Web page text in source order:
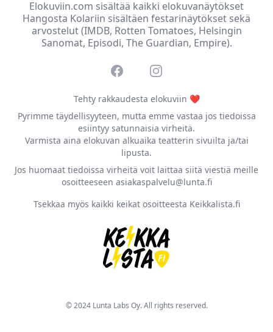
Elokuviin.com sisältää kaikki elokuvanäytökset
Hangosta Kolariin sisältäen festarinäytökset sekä
arvostelut (IMDB, Rotten Tomatoes, Helsingin
Sanomat, Episodi, The Guardian, Empire).
FacebookInstagram
Tehty rakkaudesta elokuviin ❤️
Pyrimme täydellisyyteen, mutta emme vastaa jos tiedoissa
esiintyy satunnaisia virheitä.
Varmista aina elokuvan alkuaika teatterin sivuilta ja/tai
lipusta.
Jos huomaat tiedoissa virheitä voit laittaa siitä viestiä meille
osoitteeseen asiakaspalvelu@lunta.fi
Tsekkaa myös kaikki keikat osoitteesta Keikkalista.fi
© 2024 Lunta Labs Oy. All rights reserved.